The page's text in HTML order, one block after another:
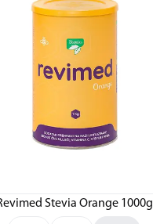
Stevia Orange 1000g